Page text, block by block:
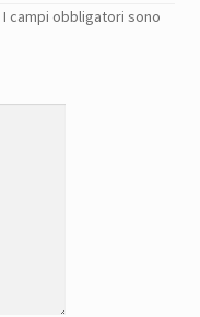
I campi obbligatori sono